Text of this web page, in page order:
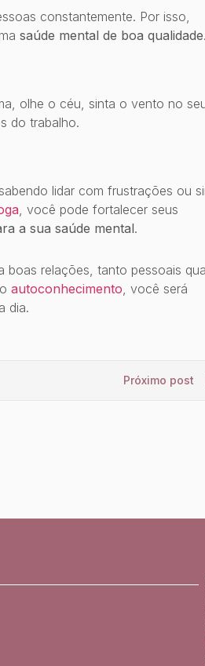
constantemente. Por isso,
saúde mental de boa qualidade.
olhe o céu, sinta o vento no
do trabalho.
lidar com frustrações ou
, você pode fortalecer seus
a sua saúde mental.
boas relações, tanto pessoais
autoconhecimento, você será
dia.
Próximo post